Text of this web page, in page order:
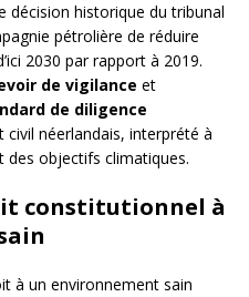
décision historique du tribunal
pétrolière de réduire
2030 par rapport à 2019.
de vigilance et
de diligence
néerlandais, interprété à
des objectifs climatiques.
constitutionnel à
à un environnement sain